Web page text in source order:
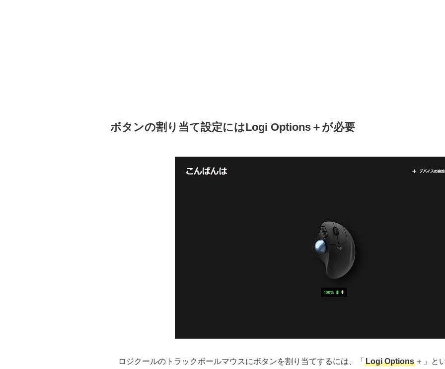
ボタンの割り当て設定にはLogi Options＋が必要
ロジクールのトラックボールマウスにボタンを割り当てするには、「 Logi Options ＋」と